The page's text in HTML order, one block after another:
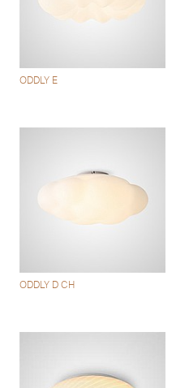
ODDLY E
ODDLY D CH